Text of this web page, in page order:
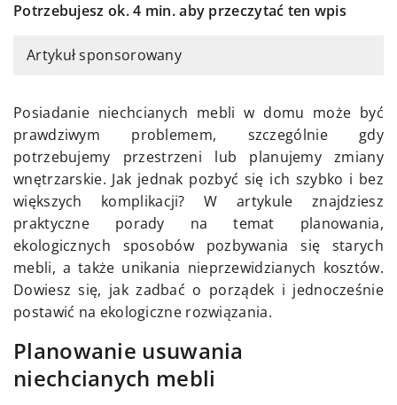
Potrzebujesz ok. 4 min. aby przeczytać ten wpis
Artykuł sponsorowany
Posiadanie niechcianych mebli w domu może być
prawdziwym problemem, szczególnie gdy
potrzebujemy przestrzeni lub planujemy zmiany
wnętrzarskie. Jak jednak pozbyć się ich szybko i bez
większych komplikacji? W artykule znajdziesz
praktyczne porady na temat planowania,
ekologicznych sposobów pozbywania się starych
mebli, a także unikania nieprzewidzianych kosztów.
Dowiesz się, jak zadbać o porządek i jednocześnie
postawić na ekologiczne rozwiązania.
Planowanie usuwania
niechcianych mebli